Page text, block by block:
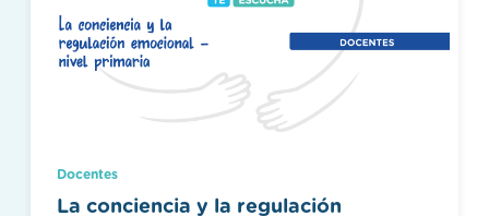
Docentes
La conciencia y la regulación